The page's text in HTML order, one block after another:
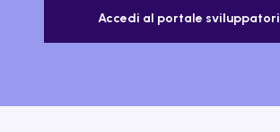
Accedi al portale sviluppatori